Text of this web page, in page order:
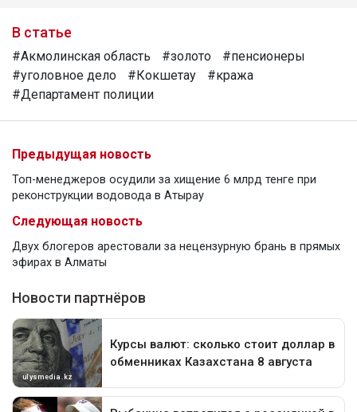
В статье
#Акмолинская область #золото
#пенсионеры
#уголовное дело
#Кокшетау
#кража
#Департамент полиции
Предыдущая новость
Топ-менеджеров осудили за хищение 6 млрд тенге при
реконструкции водовода в Атырау
Следующая новость
Двух блогеров арестовали за нецензурную брань в прямых
эфирах в Алматы